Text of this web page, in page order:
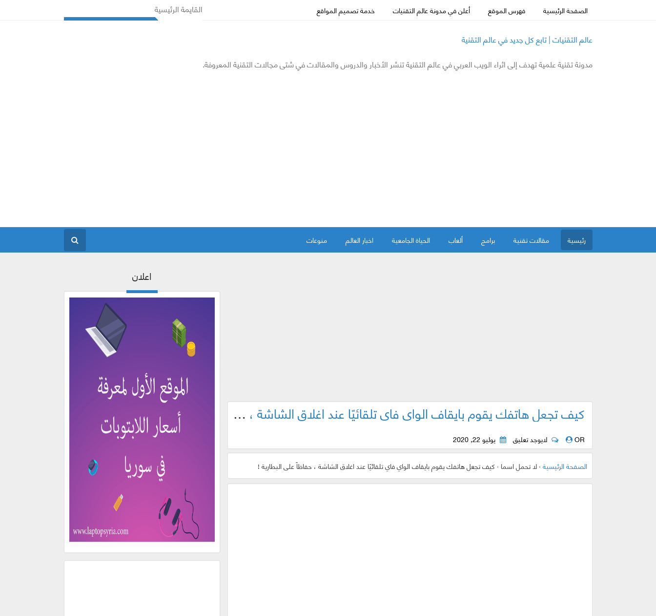
الصفحة الرئيسية فهرس الموقع أعلن في مدونة عالم التقنيات خدمة تصميم المواقع
القايمة الرئيسية
عالم التقنيات | تابع كل جديد في عالم التقنية
مدونة تقنية علمية تهدف إلى اثراء الويب العربي في عالم التقنية تنشر الأخبار والدروس والمقالات في شتى مجالات التقنية المعروفة.
رئيسية مقالات تقنية برامج ألعاب الحياة الجامعية اخبار العالم منوعات
كيف تجعل هاتفك يقوم بايقاف الواي فاي تلقائيًا عند اغلاق الشاشة ، حفاظاً على البطارية !
OR لايوجد تعليق يوليو 22, 2020
الصفحة الرئيسية›لا تحمل اسما›كيف تجعل هاتفك يقوم بايقاف الواي فاي تلقائيًا عند اغلاق الشاشة ، حفاظاً على البطارية !
اعلان